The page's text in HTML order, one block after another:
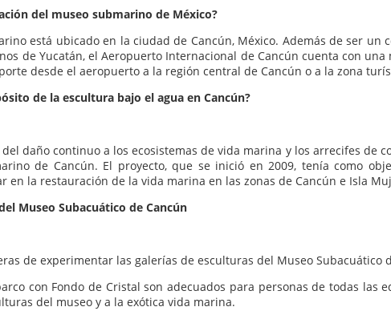
del museo submarino de México?
está ubicado en la ciudad de Cancún, México. Además de ser un
de Yucatán, el Aeropuerto Internacional de Cancún cuenta con
desde el aeropuerto a la región central de Cancún o a la zona
de la escultura bajo el agua en Cancún?
daño continuo a los ecosistemas de vida marina y los arrecifes de
de Cancún. El proyecto, que se inició en 2009, tenía como
en la restauración de la vida marina en las zonas de Cancún e Isla
Museo Subacuático de Cancún
de experimentar las galerías de esculturas del Museo Subacuático
con Fondo de Cristal son adecuados para personas de todas las
del museo y a la exótica vida marina.